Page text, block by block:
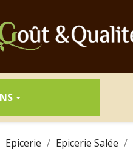
Epicerie Epicerie Salée